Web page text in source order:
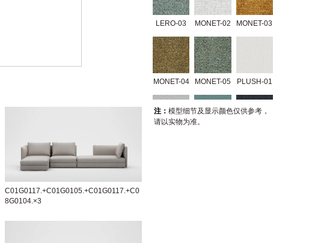
LERO-03 MONET-02 MONET-03
MONET-04 MONET-05 PLUSH-01
C01G0117.+C01G0105.+C01G0117.+C0
8G0104.×3
注： 模型细节及显示颜色仅供参考，
请以实物为准。